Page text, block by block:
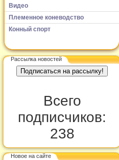
Видео
Племенное коневодство
Конный спорт
Рассылка новостей
Всего
подписчиков:
238
Новое на сайте